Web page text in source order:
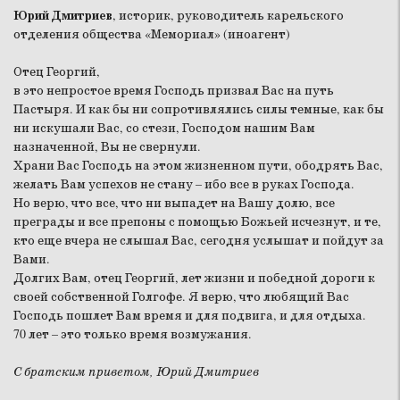
Юрий Дмитриев, историк, руководитель карельского
отделения общества «Мемориал» (иноагент)
Отец Георгий,
в это непростое время Господь призвал Вас на путь
Пастыря. И как бы ни сопротивлялись силы темные, как бы
ни искушали Вас, со стези, Господом нашим Вам
назначенной, Вы не свернули.
Храни Вас Господь на этом жизненном пути, ободрять Вас,
желать Вам успехов не стану – ибо все в руках Господа.
Но верю, что все, что ни выпадет на Вашу долю, все
преграды и все препоны с помощью Божьей исчезнут, и те,
кто еще вчера не слышал Вас, сегодня услышат и пойдут за
Вами.
Долгих Вам, отец Георгий, лет жизни и победной дороги к
своей собственной Голгофе. Я верю, что любящий Вас
Господь пошлет Вам время и для подвига, и для отдыха.
70 лет – это только время возмужания.
С братским приветом, Юрий Дмитриев